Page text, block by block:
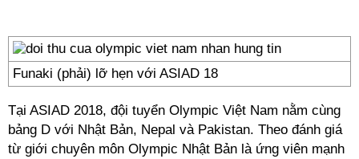
Funaki (phải) lỡ hẹn với ASIAD 18
Tại ASIAD 2018, đội tuyển Olympic Việt Nam nằm cùng
bảng D với Nhật Bản, Nepal và Pakistan. Theo đánh giá
từ giới chuyên môn Olympic Nhật Bản là ứng viên mạnh